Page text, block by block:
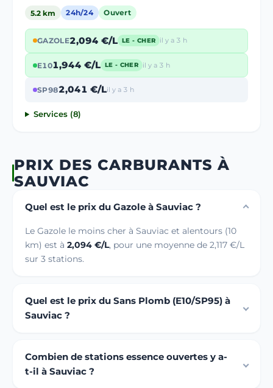
5.2 km 24h/24 Ouvert
GAZOLE2,094 €/L LE - CHER il y a 3 h
E101,944 €/L LE - CHER il y a 3 h
SP982,041 €/Lil y a 3 h
Services (8)
PRIX DES CARBURANTS À
SAUVIAC
Quel est le prix du Gazole à Sauviac ?
Le Gazole le moins cher à Sauviac et alentours (10
km) est à 2,094 €/L, pour une moyenne de 2,117 €/L
sur 3 stations.
Quel est le prix du Sans Plomb (E10/SP95) à
Sauviac ?
Combien de stations essence ouvertes y a-
t-il à Sauviac ?